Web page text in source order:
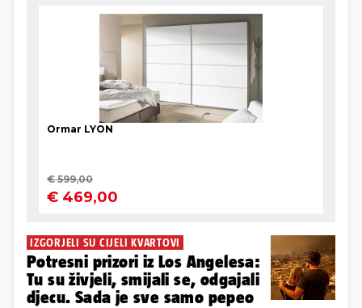
IZGORJELI SU CIJELI KVARTOVI
Potresni prizori iz Los Angelesa:
Tu su živjeli, smijali se, odgajali
djecu. Sada je sve samo pepeo